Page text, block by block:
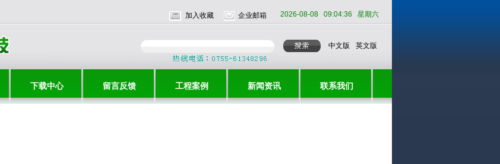
时俱进，共创辉煌！！ 2026-08-08 09:04:36 星期六
加入收藏 企业邮箱
中文版 英文版
下载中心 留言反馈 工程案例 新闻资讯 联系我们